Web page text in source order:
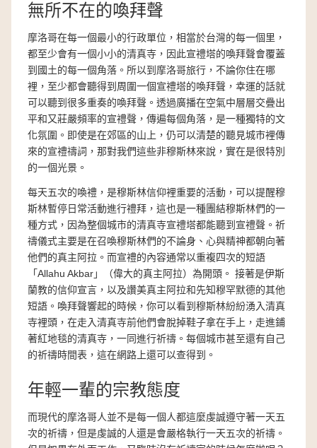
無所不在的喚拜聲
摩洛哥在每一個最小的行政單位，相當於台灣的每一個里，
都至少會有一個小小的清真寺，因此宣禮塔的喚拜聲會覆蓋
到國土的每一個角落。所以到摩洛哥旅行，不論你住在哪
裡，至少都會聽得到周圍一個宣禮塔的喚拜聲，幸運的話就
可以聽到很多重奏的喚拜聲。透過廣播在空氣中層層交疊出
平和又莊嚴頻率的宣禮聲，傳遍每個角落，是一種獨特的文
化氛圍。即使是在郊區的山上，仍可以清楚的聽見城市裡傳
來的宣禮禱詞，那對我們這些非穆斯林來說，實在是很特別
的一個光景。
每天五次的喚禮，是穆斯林信仰裡重要的活動，可以提醒穆
斯林暫停日常活動進行禮拜，這也是一種團結穆斯林們的一
種方式，因為整個城市的清真寺宣禮塔都能聽到宣禮聲。祈
禱儀式主要是在召喚穆斯林們的不論身、心與精神都朝向著
他們的真主阿拉。而宣禮的內容通常以重複四次的短語
「Allahu Akbar」（偉大的真主阿拉）為開頭。 接著是伊斯
蘭教的信仰宣言，以及讚美真主阿拉和先知穆罕默德的其他
短語。喚拜聲響起的時候，你可以看到穆斯林紛紛湧入清真
寺裡頭，在走入清真寺前他們會脫掉鞋子拿在手上，走進鋪
著紅地毯的清真寺，一同進行祈禱。每個城市甚至還有自己
的祈禱時間表，這在網路上還可以查得到。
年輕一輩的宗教態度
而現代的摩洛哥人並不是每一個人都這麼虔誠遵守著一天五
次的祈禱，但是虔誠的人還是會嚴格執行一天五次的祈禱。